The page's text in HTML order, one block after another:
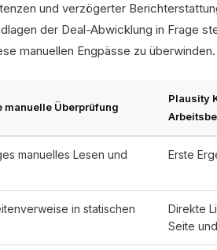
und verzögerter
der Deal-Abwicklung in Frage
manuellen Engpässe zu überwinden.
manuelle Überprüfung
Plausity
manuelles Lesen und
Erste
in statischen
Direkte
Seite